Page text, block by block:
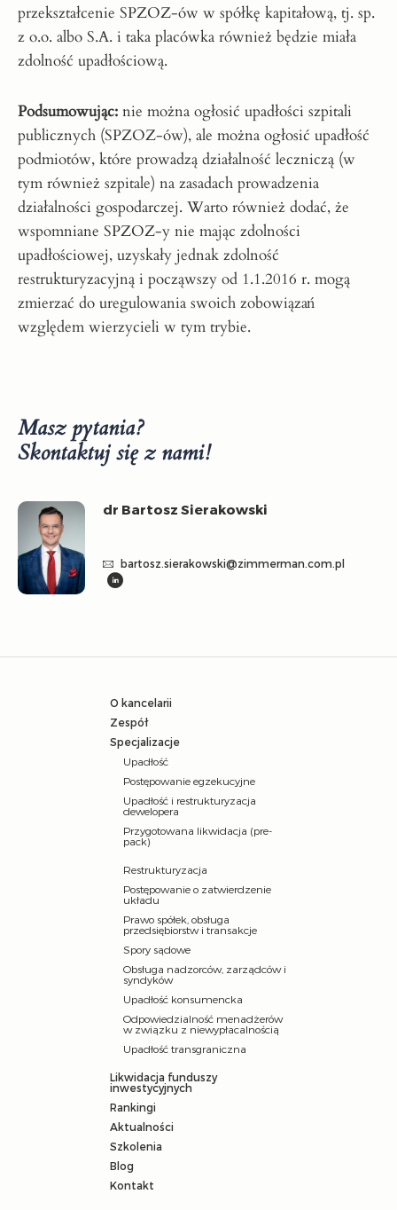
przekształcenie SPZOZ-ów w spółkę kapitałową, tj. sp.
z o.o. albo S.A. i taka placówka również będzie miała
zdolność upadłościową.
Podsumowując: nie można ogłosić upadłości szpitali
publicznych (SPZOZ-ów), ale można ogłosić upadłość
podmiotów, które prowadzą działalność leczniczą (w
tym również szpitale) na zasadach prowadzenia
działalności gospodarczej. Warto również dodać, że
wspomniane SPZOZ-y nie mając zdolności
upadłościowej, uzyskały jednak zdolność
restrukturyzacyjną i począwszy od 1.1.2016 r. mogą
zmierzać do uregulowania swoich zobowiązań
względem wierzycieli w tym trybie.
Masz pytania?
Skontaktuj się z nami!
dr Bartosz Sierakowski
bartosz.sierakowski@zimmerman.com.pl
O kancelarii
Zespół
Specjalizacje
Upadłość
Postępowanie egzekucyjne
Upadłość i restrukturyzacja
dewelopera
Przygotowana likwidacja (pre-
pack)
Restrukturyzacja
Postępowanie o zatwierdzenie
układu
Prawo spółek, obsługa
przedsiębiorstw i transakcje
Spory sądowe
Obsługa nadzorców, zarządców i
syndyków
Upadłość konsumencka
Odpowiedzialność menadżerów
w związku z niewypłacalnością
Upadłość transgraniczna
Likwidacja funduszy
inwestycyjnych
Rankingi
Aktualności
Szkolenia
Blog
Kontakt